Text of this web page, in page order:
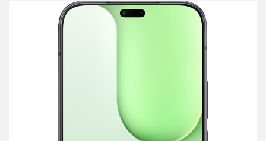
przechowalni